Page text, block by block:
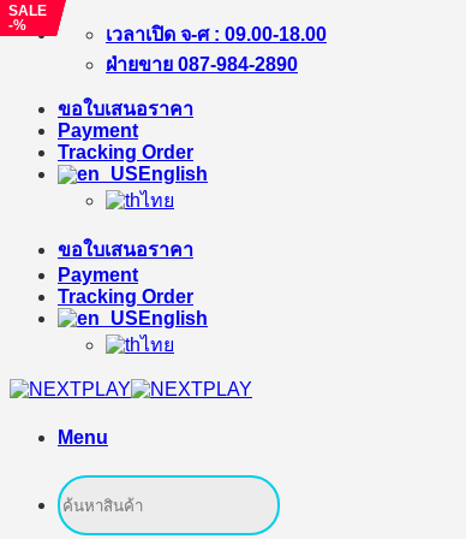
Skip
เวลาเปิด จ-ศ : 09.00-18.00
ฝ่ายขาย 087-984-2890
ขอใบเสนอราคา
Payment
Tracking Order
English
ไทย
ขอใบเสนอราคา
Payment
Tracking Order
English
ไทย
Menu
Search
for:
SALE
-%
SALE
-%
SALE
-%